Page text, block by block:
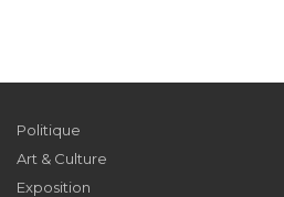
Politique
Art & Culture
Exposition